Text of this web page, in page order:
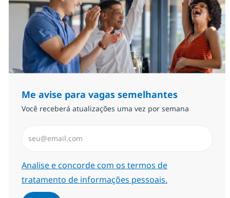
Me avise para vagas semelhantes
Você receberá atualizações uma vez por semana
Required
Analise e concorde com os termos de
tratamento de informações pessoais.